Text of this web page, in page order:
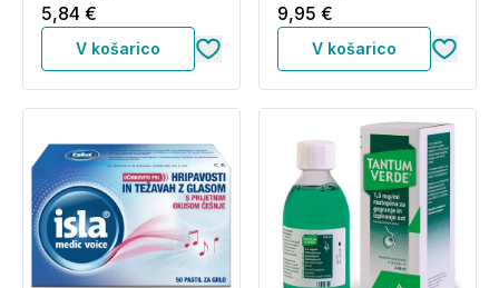
5,84 €
V košarico
9,95 €
V košarico